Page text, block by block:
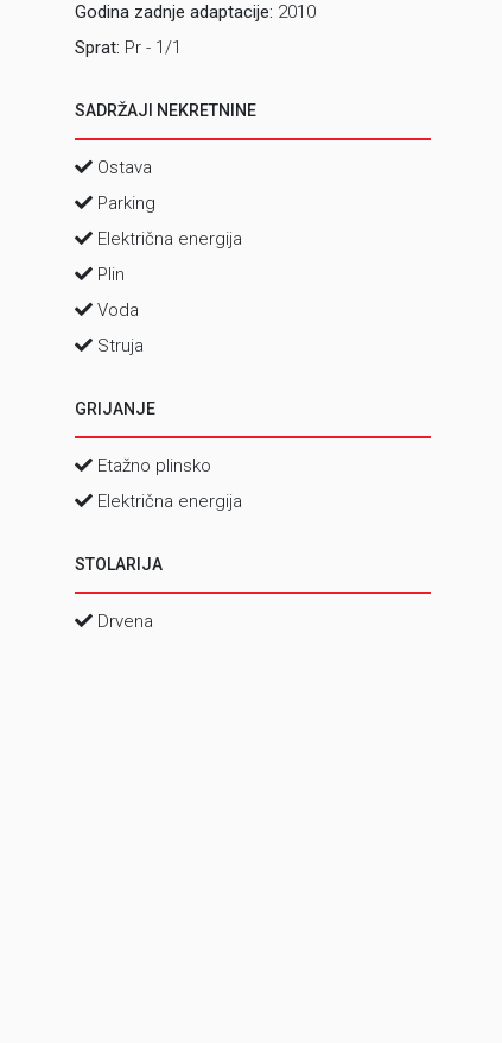
Godina zadnje adaptacije: 2010
Sprat: Pr - 1/1
SADRŽAJI NEKRETNINE
Ostava
Parking
Električna energija
Plin
Voda
Struja
GRIJANJE
Etažno plinsko
Električna energija
STOLARIJA
Drvena